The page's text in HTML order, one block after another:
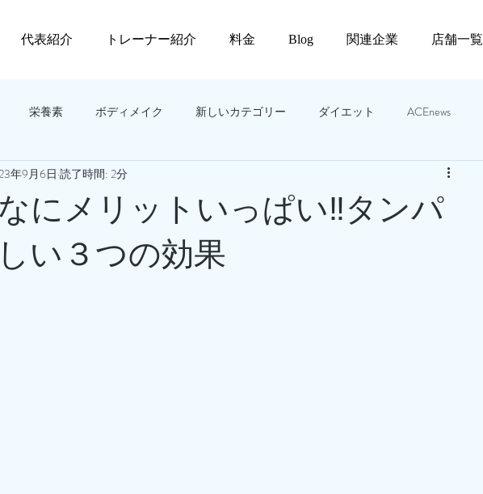
代表紹介 トレーナー紹介 料金 Blog 関連企業 店舗一覧
栄養素 ボディメイク 新しいカテゴリー ダイエット ACEnews
にメリットいっぱい‼️タンパ
い３つの効果
年9月6日 読了時間: 2分